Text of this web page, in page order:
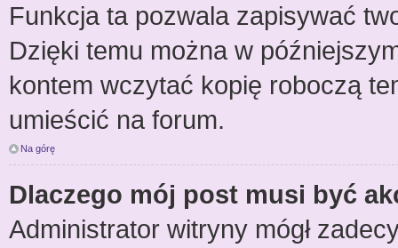
Funkcja ta pozwala zapisywać
Dzięki temu można w
kontem wczytać kopię roboczą
umieścić na forum.
Na górę
Dlaczego mój post musi być
Administrator witryny mógł